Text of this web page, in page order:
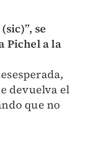
se
Pichel a la
devuelva el
que no